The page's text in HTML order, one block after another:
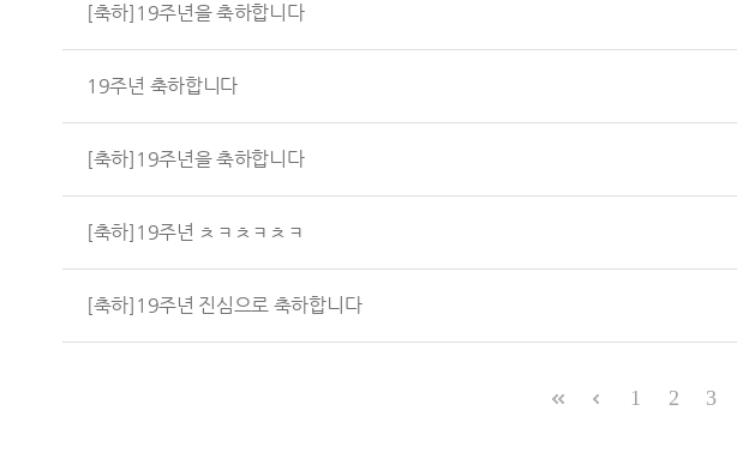
[축하]19주년을 축하합니다
19주년 축하합니다
[축하]19주년을 축하합니다
[축하]19주년 ㅊㅋㅊㅋㅊㅋ
[축하]19주년 진심으로 축하합니다
1 2 3